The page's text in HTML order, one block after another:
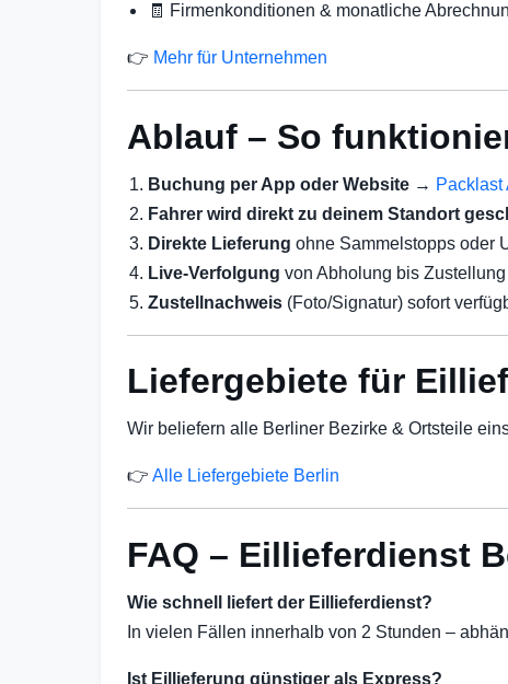
🧾 Firmenkonditionen & monatliche
👉 Mehr für Unternehmen
Ablauf – So
Buchung per App oder Website → Packlast
Fahrer wird direkt zu deinem Standort
Direkte Lieferung ohne Sammelstopps oder
Live-Verfolgung von Abholung bis Zustellung
Zustellnachweis (Foto/Signatur) sofort
Liefergebiete für
Wir beliefern alle Berliner Bezirke & Ortsteile
👉 Alle Liefergebiete Berlin
FAQ – Eillieferdienst
Wie schnell liefert der Eillieferdienst?
In vielen Fällen innerhalb von 2 Stunden –
Ist Eillieferung günstiger als Express?